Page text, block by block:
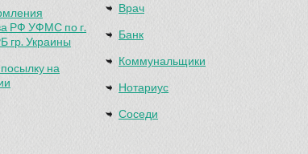
РФ УФМС по г.
гр. Украины
на
Врач
Банк
Коммунальщики
Нотариус
Соседи